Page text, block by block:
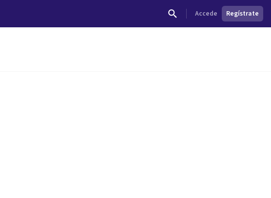
Accede Regístrate